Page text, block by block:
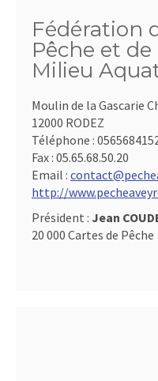
Fédération
Pêche et
Milieu
Moulin de la Gascarie
12000 RODEZ
Téléphone :
Fax : 05.65.68.50.20
Email :
http://
Président : Jean
20 000 Cartes de Pêche